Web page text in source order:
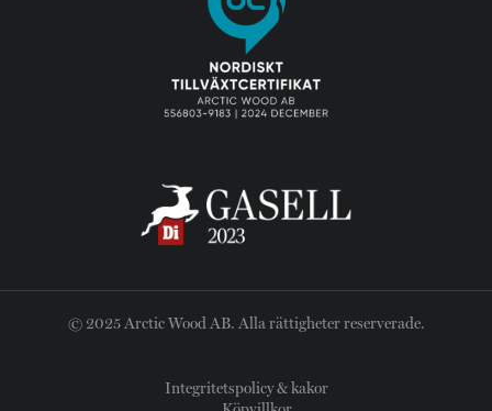
© 2025 Arctic Wood AB. Alla rättigheter reserverade.
Integritetspolicy & kakor